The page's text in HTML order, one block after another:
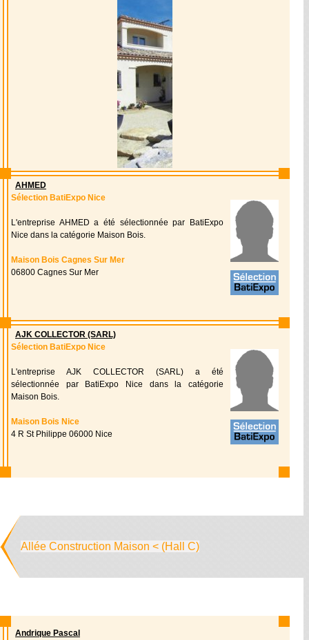
AHMED
Sélection BatiExpo Nice
L'entreprise AHMED a été sélectionnée par BatiExpo
Nice dans la catégorie Maison Bois.
Maison Bois Cagnes Sur Mer
06800 Cagnes Sur Mer
AJK COLLECTOR (SARL)
Sélection BatiExpo Nice
L'entreprise AJK COLLECTOR (SARL) a été
sélectionnée par BatiExpo Nice dans la catégorie
Maison Bois.
Maison Bois Nice
4 R St Philippe 06000 Nice
Allée Construction Maison < (Hall C)
Andrique Pascal